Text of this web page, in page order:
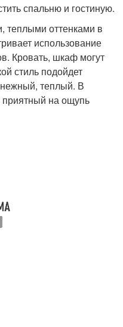
спальню и гостиную.
теплыми оттенками в
использование
Кровать, шкаф могут
стиль подойдет
теплый. В
приятный на ощупь